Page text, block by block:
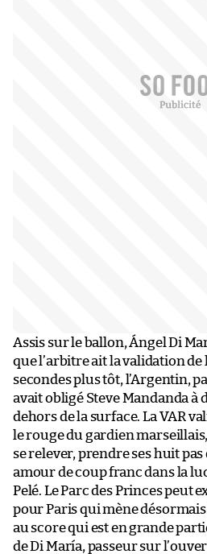
Assis sur le ballon, Ángel Di
que l’arbitre ait la validation de
secondes plus tôt, l’Argentin,
avait obligé Steve Mandanda à
dehors de la surface. La VAR
le rouge du gardien
se relever, prendre ses huit pas
amour de coup franc dans la
Pelé. Le Parc des Princes peut
pour Paris qui mène désormais
au score qui est en grande
de Di María, passeur sur